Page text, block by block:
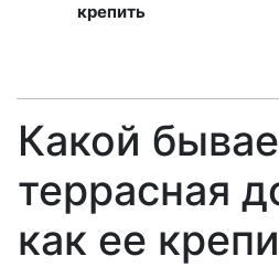
крепить
Какой
террасная
как ее